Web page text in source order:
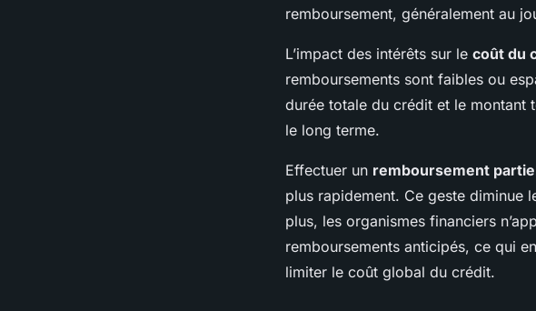
remboursement, généralement au
L’impact des intérêts sur le coût du
remboursements sont faibles ou
durée totale du crédit et le montant
le long terme.
Effectuer un remboursement
plus rapidement. Ce geste diminue
plus, les organismes financiers
remboursements anticipés, ce qui
limiter le coût global du crédit.